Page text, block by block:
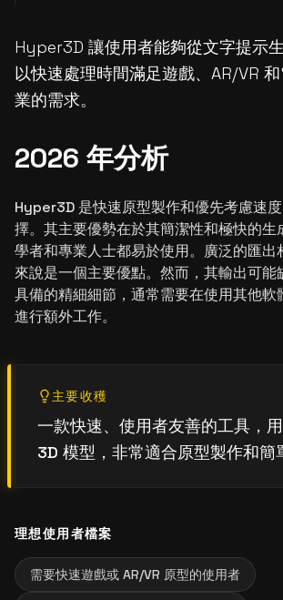
Hyper3D 讓使用者能夠從文字提示
以快速處理時間滿足遊戲、AR/VR
業的需求。
2026 年分析
Hyper3D 是快速原型製作和優先考慮速
擇。其主要優勢在於其簡潔性和極快的生
學者和專業人士都易於使用。廣泛的匯出
來說是一個主要優點。然而，其輸出可能
具備的精細細節，通常需要在使用其他軟
進行額外工作。
主要收穫
一款快速、使用者友善的工具，
3D 模型，非常適合原型製作和簡
理想使用者檔案
需要快速遊戲或 AR/VR 原型的使用者